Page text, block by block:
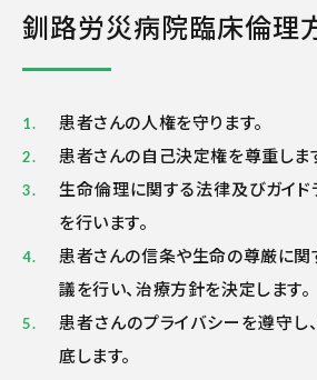
釧路労災病院臨床倫理
患者さんの人権を守ります。
患者さんの自己決定権を尊重しま
生命倫理に関する法律及びガイド
を行います。
患者さんの信条や生命の尊厳に関
議を行い、治療方針を決定します。
患者さんのプライバシーを遵守し
底します。